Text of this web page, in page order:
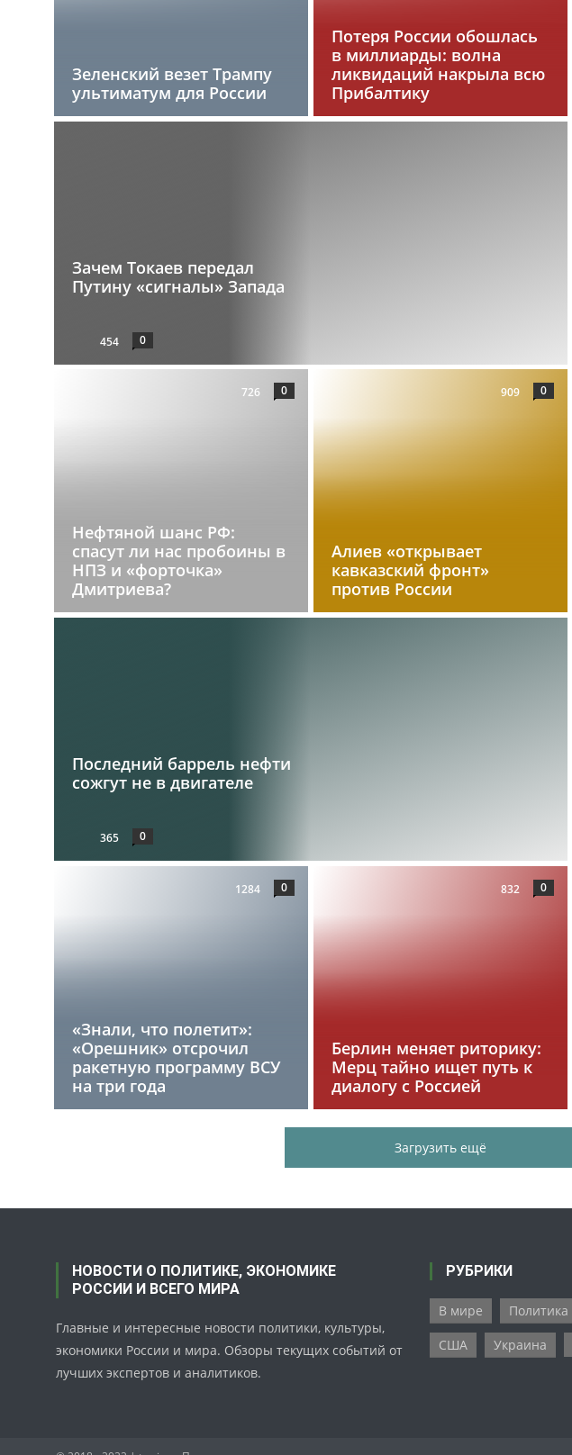
Зеленский везет Трампу
ультиматум для России
Потеря России обошлась
в миллиарды: волна
ликвидаций накрыла всю
Прибалтику
Зачем Токаев передал
Путину «сигналы» Запада
454 0
Нефтяной шанс РФ:
спасут ли нас пробоины в
НПЗ и «форточка»
Дмитриева?
726 0
Алиев «открывает
кавказский фронт»
против России
909 0
Последний баррель нефти
сожгут не в двигателе
365 0
«Знали, что полетит»:
«Орешник» отсрочил
ракетную программу ВСУ
на три года
1284 0
Берлин меняет риторику:
Мерц тайно ищет путь к
диалогу с Россией
832 0
Загрузить ещё
НОВОСТИ О ПОЛИТИКЕ, ЭКОНОМИКЕ
РОССИИ И ВСЕГО МИРА
Главные и интересные новости политики, культуры,
экономики России и мира. Обзоры текущих событий от
лучших экспертов и аналитиков.
РУБРИКИ
В мире Политика
США
Украина